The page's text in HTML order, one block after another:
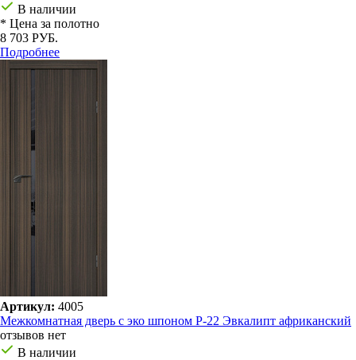
В наличии
* Цена за полотно
8 703 РУБ.
Подробнее
Артикул: 4005
Межкомнатная дверь с эко шпоном P-22 Эвкалипт африканский
отзывов нет
В наличии